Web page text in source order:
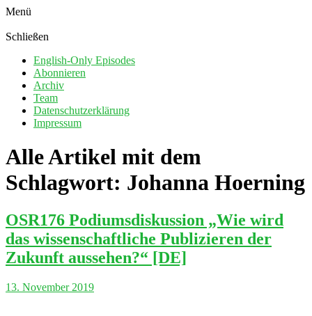
Menü
Schließen
English-Only Episodes
Abonnieren
Archiv
Team
Datenschutzerklärung
Impressum
Alle Artikel mit dem
Schlagwort: Johanna Hoerning
OSR176 Podiumsdiskussion „Wie wird
das wissenschaftliche Publizieren der
Zukunft aussehen?“ [DE]
13. November 2019